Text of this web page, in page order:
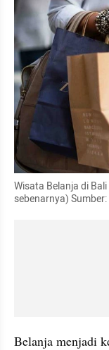
Wisata Belanja di
sebenarnya)
Belanja menjadi